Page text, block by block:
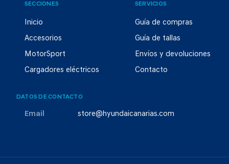
SECCIONES
Inicio
Accesorios
MotorSport
Cargadores eléctricos
SERVICIOS
Guía de compras
Guía de tallas
Envíos y devoluciones
Contacto
DATOS DE CONTACTO
Email store@hyundaicanarias.com